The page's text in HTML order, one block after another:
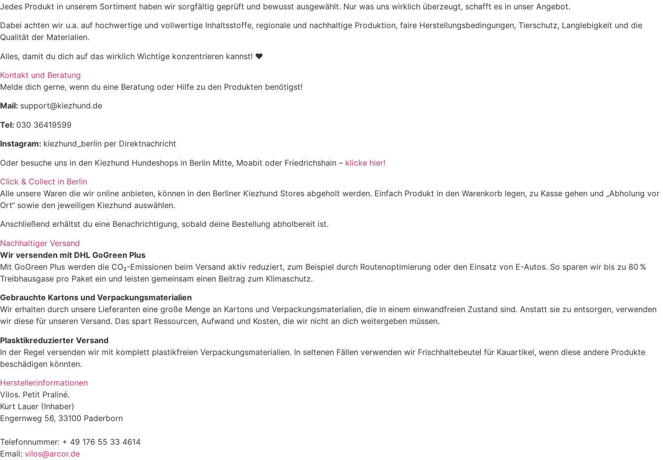
Zutaten
Analytische Bestandteile
Rohfett
Rohasche 1,5%
Feuchtigkeit 11,1%
Zutaten
Analytische Bestandteile
Rohprotein 2,6%
Rohfett
Rohasche
Feuchtigkeit
Jedes Produkt in unserem Sortiment haben wir sorgfältig geprüft und bewusst ausgewählt. Nur was uns wirklich überzeugt, schafft es in unser Angebot.
Dabei achten wir u.a. auf hochwertige und vollwertige Inhaltsstoffe, regionale und nachhaltige Produktion, faire Herstellungsbedingungen, Tierschutz, Langlebigkeit und die
Qualität der Materialien.
Alles, damit du dich auf das wirklich Wichtige konzentrieren kannst! ♥
Kontakt und Beratung
Melde dich gerne, wenn du eine Beratung oder Hilfe zu den Produkten benötigst!
Mail: support@kiezhund.de
Tel: 030 36419599
Instagram: kiezhund_berlin per Direktnachricht
Oder besuche uns in den Kiezhund Hundeshops in Berlin Mitte, Moabit oder Friedrichshain – klicke hier!
Click & Collect in Berlin
Alle unsere Waren die wir online anbieten, können in den Berliner Kiezhund Stores abgeholt werden. Einfach Produkt in den Warenkorb legen, zu Kasse gehen und „Abholung vor
Ort“ sowie den jeweiligen Kiezhund auswählen.
Anschließend erhältst du eine Benachrichtigung, sobald deine Bestellung abholbereit ist.
Nachhaltiger Versand
Wir versenden mit DHL GoGreen Plus
Mit GoGreen Plus werden die CO₂-Emissionen beim Versand aktiv reduziert, zum Beispiel durch Routenoptimierung oder den Einsatz von E-Autos. So sparen wir bis zu 80 %
Treibhausgase pro Paket ein und leisten gemeinsam einen Beitrag zum Klimaschutz.
Gebrauchte Kartons und Verpackungsmaterialien
Wir erhalten durch unsere Lieferanten eine große Menge an Kartons und Verpackungsmaterialien, die in einem einwandfreien Zustand sind. Anstatt sie zu entsorgen, verwenden
wir diese für unseren Versand. Das spart Ressourcen, Aufwand und Kosten, die wir nicht an dich weitergeben müssen.
Plasktikreduzierter Versand
In der Regel versenden wir mit komplett plastikfreien Verpackungsmaterialien. In seltenen Fällen verwenden wir Frischhaltebeutel für Kauartikel, wenn diese andere Produkte
beschädigen könnten.
Herstellerinformationen
Vilos. Petit Praliné.
Kurt Lauer (Inhaber)
Engernweg 56, 33100 Paderborn
Telefonnummer: + 49 176 55 33 4614
Email: vilos@arcor.de